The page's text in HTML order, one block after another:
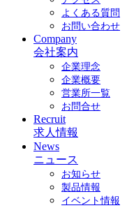
よくある質問
お問い合わせ
Company
会社案内
企業理念
企業概要
営業所一覧
お問合せ
Recruit
求人情報
News
ニュース
お知らせ
製品情報
イベント情報